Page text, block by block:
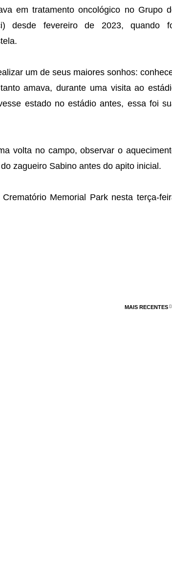
em tratamento oncológico no Grupo
desde fevereiro de 2023, quando
um de seus maiores sonhos:
amava, durante uma visita ao
estado no estádio antes, essa foi
volta no campo, observar o
zagueiro Sabino antes do apito inicial.
Memorial Park nesta terça-
MAIS RECENTES